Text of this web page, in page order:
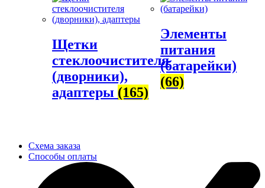
Щетки
стеклоочистителя
(дворники),
адаптеры (165)
Элементы
питания
(батарейки)
(66)
Схема заказа
Способы оплаты